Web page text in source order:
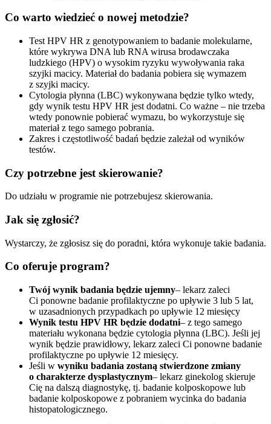
Co warto wiedzieć o nowej metodzie?
Test HPV HR z genotypowaniem to badanie molekularne,
które wykrywa DNA lub RNA wirusa brodawczaka
ludzkiego (HPV) o wysokim ryzyku wywoływania raka
szyjki macicy. Materiał do badania pobiera się wymazem
z szyjki macicy.
Cytologia płynna (LBC) wykonywana będzie tylko wtedy,
gdy wynik testu HPV HR jest dodatni. Co ważne – nie trzeba
wtedy ponownie pobierać wymazu, bo wykorzystuje się
materiał z tego samego pobrania.
Zakres i częstotliwość badań będzie zależał od wyników
testów.
Czy potrzebne jest skierowanie?
Do udziału w programie nie potrzebujesz skierowania.
Jak się zgłosić?
Wystarczy, że zgłosisz się do poradni, która wykonuje takie badania.
Co oferuje program?
Twój wynik badania będzie ujemny– lekarz zaleci
Ci ponowne badanie profilaktyczne po upływie 3 lub 5 lat,
w uzasadnionych przypadkach po upływie 12 miesięcy
Wynik testu HPV HR będzie dodatni– z tego samego
materiału wykonana będzie cytologia płynna (LBC). Jeśli jej
wynik będzie prawidłowy, lekarz zaleci Ci ponowne badanie
profilaktyczne po upływie 12 miesięcy.
Jeśli w wyniku badania zostaną stwierdzone zmiany
o charakterze dysplastycznym– lekarz ginekolog skieruje
Cię na dalszą diagnostykę, tj. badanie kolposkopowe lub
badanie kolposkopowe z pobraniem wycinka do badania
histopatologicznego.